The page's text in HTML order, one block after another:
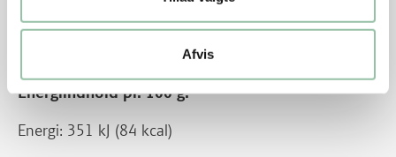
Afvis
fedt: 5 g
Energiindhold pr. 100 g:
Energi: 351 kJ (84 kcal)